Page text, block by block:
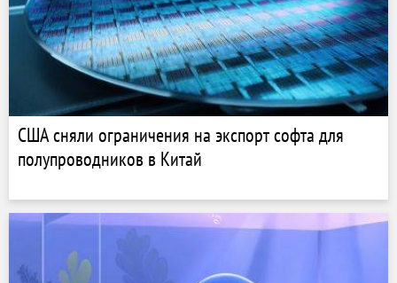
США сняли ограничения на экспорт софта для
полупроводников в Китай